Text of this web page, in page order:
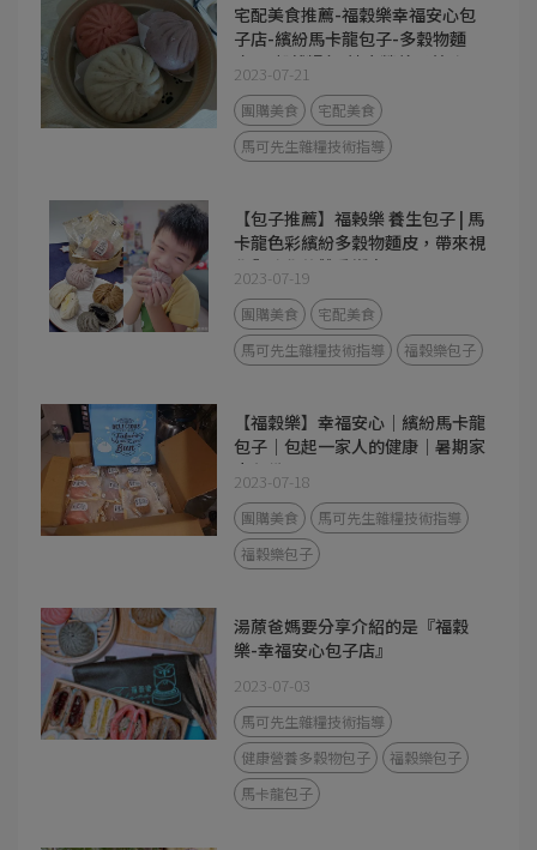
宅配美食推薦-福穀樂幸福安心包
子店-繽紛馬卡龍包子-多穀物麵
皮/五穀雜糧包/健康營養又美味
2023-07-21
團購美食
宅配美食
馬可先生雜糧技術指導
【包子推薦】福榖樂 養生包子 | 馬
卡龍色彩繽紛多穀物麵皮，帶來視
覺與味覺的雙重饗宴！
2023-07-19
團購美食
宅配美食
馬可先生雜糧技術指導
福穀樂包子
【福穀樂】幸福安心｜繽紛馬卡龍
包子｜包起一家人的健康｜暑期家
中必備
2023-07-18
團購美食
馬可先生雜糧技術指導
福穀樂包子
湯蒝爸媽要分享介紹的是『福穀
樂-幸福安心包子店』
2023-07-03
馬可先生雜糧技術指導
健康營養多穀物包子
福穀樂包子
馬卡龍包子